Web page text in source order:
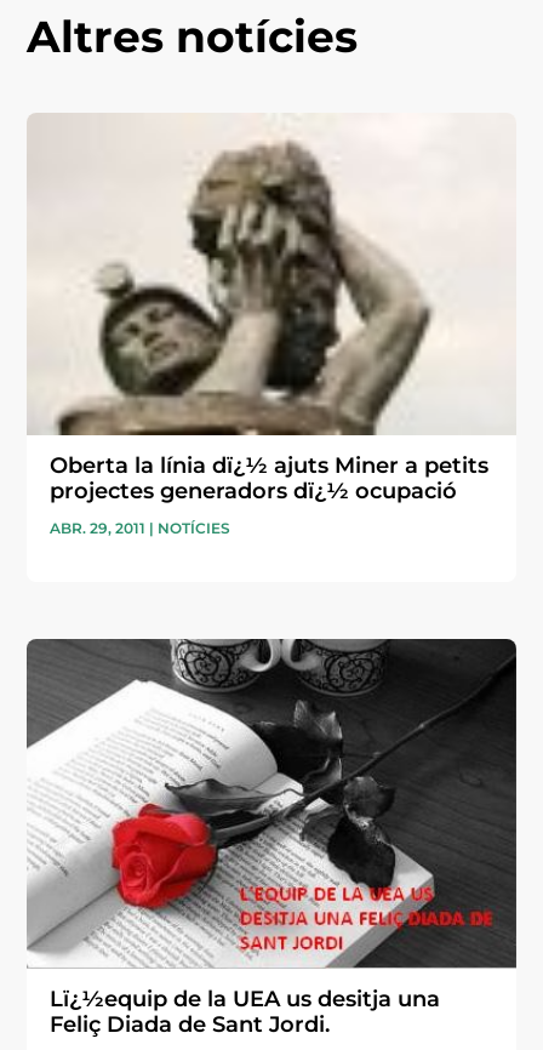
Altres notícies
Oberta la línia dï¿½ ajuts Miner a petits
projectes generadors dï¿½ ocupació
ABR. 29, 2011 | NOTÍCIES
Lï¿½equip de la UEA us desitja una
Feliç Diada de Sant Jordi.